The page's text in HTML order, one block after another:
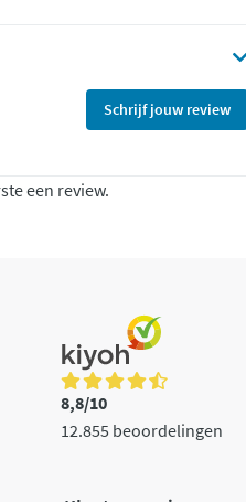
Schrijf jouw review
een review.
8,8/10
12.855 beoordelingen